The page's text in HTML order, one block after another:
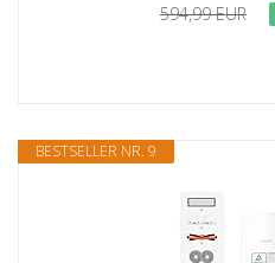
594,99 EUR
BESTSELLER NR. 9